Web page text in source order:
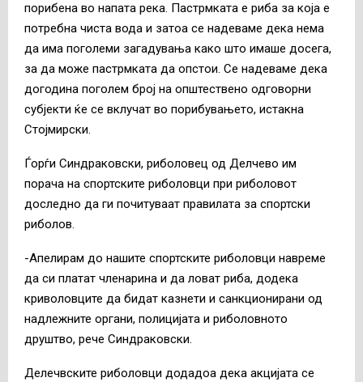
порибена во напата река. Пастрмката е риба за која е
потребна чиста вода и затоа се надеваме дека нема
да има поголеми загадувања како што имаше досега,
за да може пастрмката да опстои. Се надеваме дека
догодина поголем број на општествено одговорни
субјекти ќе се вклучат во порибувањето, истакна
Стојмирски.
Ѓорѓи Синдраковски, риболовец од Делчево им
порача на спортските риболовци при риболовот
доследно да ги почитуваат правилата за спортски
риболов.
-Апелирам до нашите спортските риболовци навреме
да си платат членарина и да ловат риба, додека
криволовците да бидат казнети и санкционирани од
надлежните органи, полицијата и риболовното
друштво, рече Синдраковски.
Делечвските риболовци додадоа дека акцијата се